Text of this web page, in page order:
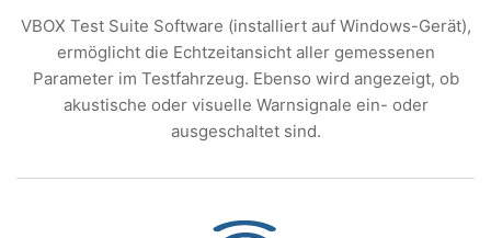
VBOX Test Suite Software (installiert auf Windows-Gerät),
ermöglicht die Echtzeitansicht aller gemessenen
Parameter im Testfahrzeug. Ebenso wird angezeigt, ob
akustische oder visuelle Warnsignale ein- oder
ausgeschaltet sind.